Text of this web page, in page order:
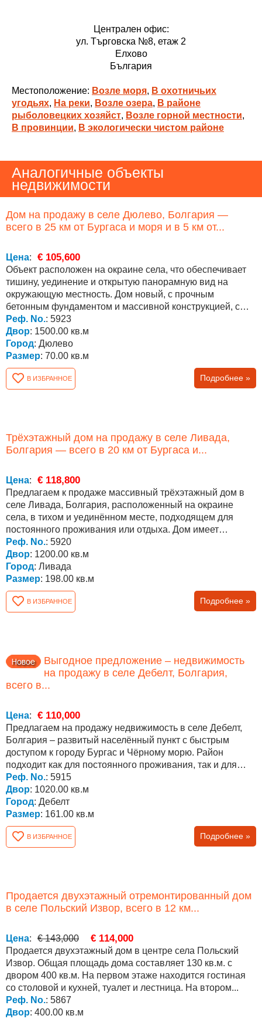
Централен офис:
ул. Търговска №8, етаж 2
Елхово
България
Местоположение: Возле моря, В охотничьих
угодьях, На реки, Возле озера, В районе
рыболовецких хозяйст, Возле горной местности,
В провинции, В экологически чистом районе
Аналогичные объекты
недвижимости
Дом на продажу в селе Дюлево, Болгария —
всего в 25 км от Бургаса и моря и в 5 км от...
Цена: € 105,600
Объект расположен на окраине села, что обеспечивает
тишину, уединение и открытую панорамную вид на
окружающую местность. Дом новый, с прочным
бетонным фундаментом и массивной конструкцией, с
бетонным...
Реф. No.: 5923
Двор: 1500.00 кв.м
Город: Дюлево
Размер: 70.00 кв.м
В ИЗБРАННОЕ Подробнее »
Трёхэтажный дом на продажу в селе Ливада,
Болгария — всего в 20 км от Бургаса и...
Цена: € 118,800
Предлагаем к продаже массивный трёхэтажный дом в
селе Ливада, Болгария, расположенный на окраине
села, в тихом и уединённом месте, подходящем для
постоянного проживания или отдыха. Дом имеет
площадь...
Реф. No.: 5920
Двор: 1200.00 кв.м
Город: Ливада
Размер: 198.00 кв.м
В ИЗБРАННОЕ Подробнее »
Выгодное предложение – недвижимость
на продажу в селе Дебелт, Болгария,
всего в...
Цена: € 110,000
Предлагаем на продажу недвижимость в селе Дебелт,
Болгария – развитый населённый пункт с быстрым
доступом к городу Бургас и Чёрному морю. Район
подходит как для постоянного проживания, так и для
покупки...
Реф. No.: 5915
Двор: 1020.00 кв.м
Город: Дебелт
Размер: 161.00 кв.м
В ИЗБРАННОЕ Подробнее »
Продается двухэтажный отремонтированный дом
в селе Польский Извор, всего в 12 км...
Цена: € 143,000 € 114,000
Продается двухэтажный дом в центре села Польский
Извор. Общая площадь дома составляет 130 кв.м. с
двором 400 кв.м. На первом этаже находится гостиная
со столовой и кухней, туалет и лестница. На втором...
Реф. No.: 5867
Двор: 400.00 кв.м